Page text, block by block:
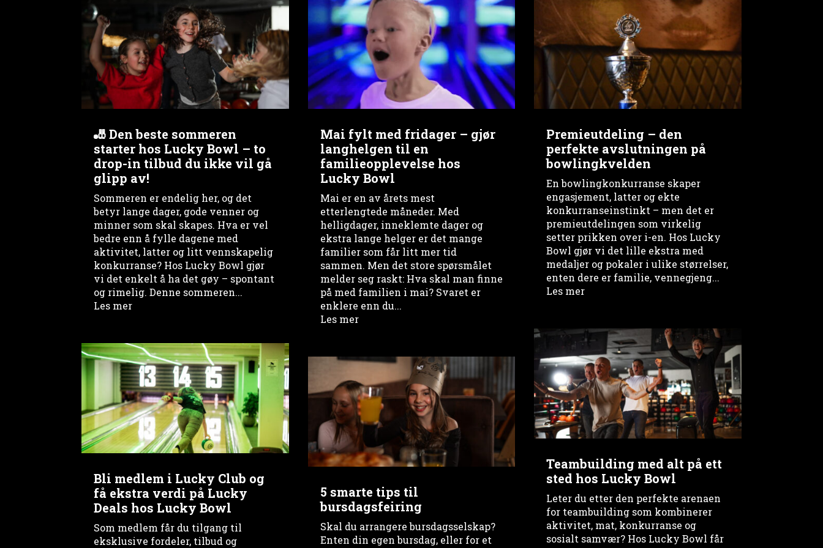
🎳 Den beste sommeren
starter hos Lucky Bowl – to
drop-in tilbud du ikke vil gå
glipp av!
Sommeren er endelig her, og det
betyr lange dager, gode venner og
minner som skal skapes. Hva er vel
bedre enn å fylle dagene med
aktivitet, latter og litt vennskapelig
konkurranse? Hos Lucky Bowl gjør
vi det enkelt å ha det gøy – spontant
og rimelig. Denne sommeren...
Les mer
Bli medlem i Lucky Club og
få ekstra verdi på Lucky
Deals hos Lucky Bowl
Som medlem får du tilgang til
eksklusive fordeler, tilbud og
Mai fylt med fridager – gjør
langhelgen til en
familieopplevelse hos
Lucky Bowl
Mai er en av årets mest
etterlengtede måneder. Med
helligdager, inneklemte dager og
ekstra lange helger er det mange
familier som får litt mer tid
sammen. Men det store spørsmålet
melder seg raskt: Hva skal man finne
på med familien i mai? Svaret er
enklere enn du...
Les mer
5 smarte tips til
bursdagsfeiring
Skal du arrangere bursdagsselskap?
Enten din egen bursdag, eller for et
Premieutdeling – den
perfekte avslutningen på
bowlingkvelden
En bowlingkonkurranse skaper
engasjement, latter og ekte
konkurranseinstinkt – men det er
premieutdelingen som virkelig
setter prikken over i-en. Hos Lucky
Bowl gjør vi det lille ekstra med
medaljer og pokaler i ulike størrelser,
enten dere er familie, vennegjeng...
Les mer
Teambuilding med alt på ett
sted hos Lucky Bowl
Leter du etter den perfekte arenaen
for teambuilding som kombinerer
aktivitet, mat, konkurranse og
sosialt samvær? Hos Lucky Bowl får